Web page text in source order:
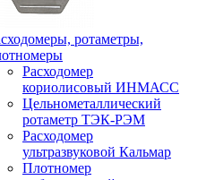
ротаметры,
Расходомер
кориолисовый ИНМАСС
Цельнометаллический
ротаметр ТЭК-РЭМ
Расходомер
ультразвуковой Кальмар
Плотномер